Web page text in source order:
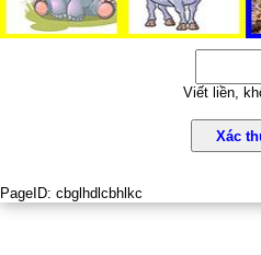
Viết liền,
Xác
PageID: cbglhdlcbhlkc